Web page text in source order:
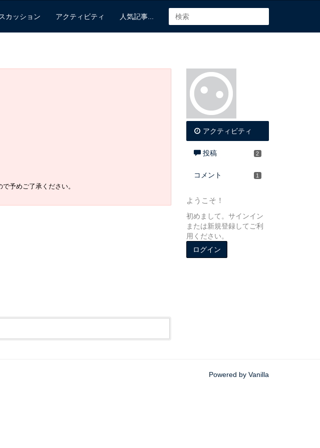
カッション アクティビティ 人気記事...
予めご了承ください。
アクティビティ
投稿 2
コメント 1
ようこそ！
初めまして。サインイン
または新規登録してご利
用ください。
ログイン
Powered by Vanilla